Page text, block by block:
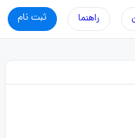
ثبت نام راهنما